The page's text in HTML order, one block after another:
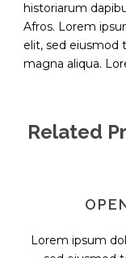
historiarum
Afros. Lorem
elit, sed eiusmod
magna aliqua.
Related
Lorem ipsum